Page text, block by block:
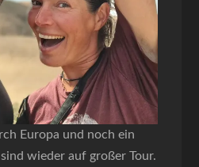
Europa und noch ein
wieder auf großer Tour.